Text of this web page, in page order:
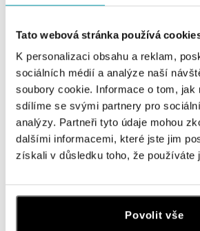
Tato webová stránka používá
K personalizaci obsahu a reklam,
sociálních médií a analýze naší
soubory cookie. Informace o tom, jak
sdílíme se svými partnery pro
analýzy. Partneři tyto údaje mohou
dalšími informacemi, které jste jim
získali v důsledku toho, že používáte
Povolit vše
Všechny Česko
HALADA Pařížská, Praha
Pařížská 7, 110 00 Praha 1
tel.: +420724986111